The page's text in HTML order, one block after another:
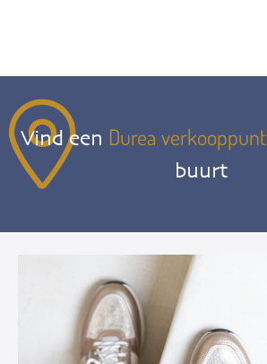
Vind een Durea verkooppunt
buurt